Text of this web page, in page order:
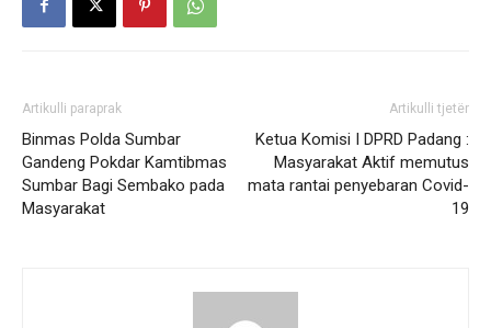
Artikulli paraprak
Binmas Polda Sumbar
Gandeng Pokdar Kamtibmas
Sumbar Bagi Sembako pada
Masyarakat
Artikulli tjetër
Ketua Komisi I DPRD Padang :
Masyarakat Aktif memutus
mata rantai penyebaran Covid-
19